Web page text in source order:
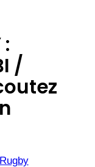
/
Rugby